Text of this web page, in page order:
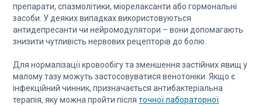
препарати, спазмолітики, міорелаксанти або гормональні
засоби. У деяких випадках використовуються
антидепресанти чи нейромодулятори – вони допомагають
знизити чутливість нервових рецепторів до болю.
Для нормалізації кровообігу та зменшення застійних явищ у
малому тазу можуть застосовуватися венотоніки. Якщо є
інфекційний чинник, призначається антибактеріальна
терапія, яку можна пройти післяточної лабораторної